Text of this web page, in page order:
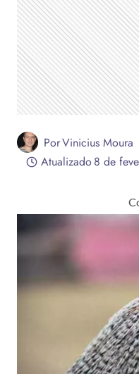
PorVinicius Moura
Atualizado8 de